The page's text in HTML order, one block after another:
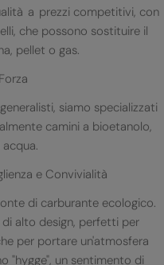
a prezzi competitivi, con
che possono sostituire il
pellet o gas.
siamo specializzati
camini a bioetanolo,
e Convivialità
di carburante ecologico.
alto design, perfetti per
per portare un'atmosfera
"hygge", un sentimento di